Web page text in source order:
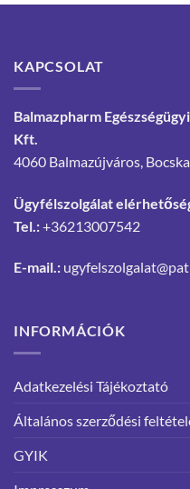
KAPCSOLAT
Balmazpharm
Kft.
4060 Balmazújváros,
Ügyfélszolgálat
Tel.:+36213007542
E-mail.:
INFORMÁCIÓK
Adatkezelési Tájékoztató
Általános szerződési
GYIK